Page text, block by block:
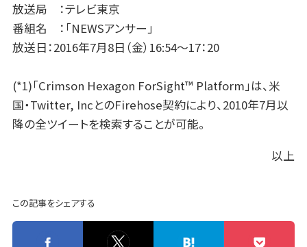
放送局 ：テレビ東京
番組名 ：「NEWSアンサー」
放送日：2016年7月8日（金）16:54～17：20
(*1)「Crimson Hexagon ForSight™ Platform」は、米
国・Twitter, IncとのFirehose契約により、2010年7月以
降の全ツイートを検索することが可能。
以上
この記事をシェアする